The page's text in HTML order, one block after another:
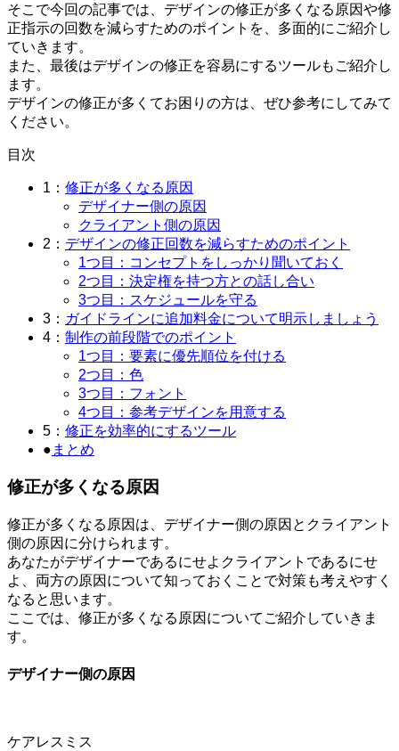
そこで今回の記事では、デザインの修正が多くなる原因や修
正指示の回数を減らすためのポイントを、多面的にご紹介し
ていきます。
また、最後はデザインの修正を容易にするツールもご紹介し
ます。
デザインの修正が多くてお困りの方は、ぜひ参考にしてみて
ください。
目次
1： 修正が多くなる原因
デザイナー側の原因
クライアント側の原因
2： デザインの修正回数を減らすためのポイント
1つ目：コンセプトをしっかり聞いておく
2つ目：決定権を持つ方との話し合い
3つ目：スケジュールを守る
3： ガイドラインに追加料金について明示しましょう
4： 制作の前段階でのポイント
1つ目：要素に優先順位を付ける
2つ目：色
3つ目：フォント
4つ目：参考デザインを用意する
5： 修正を効率的にするツール
● まとめ
修正が多くなる原因
修正が多くなる原因は、デザイナー側の原因とクライアント
側の原因に分けられます。
あなたがデザイナーであるにせよクライアントであるにせ
よ、両方の原因について知っておくことで対策も考えやすく
なると思います。
ここでは、修正が多くなる原因についてご紹介していきま
す。
デザイナー側の原因
ケアレスミス